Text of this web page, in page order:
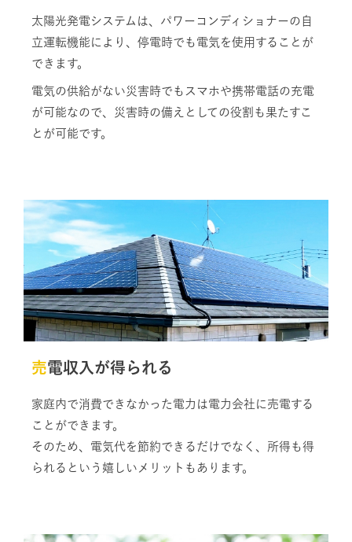
太陽光発電システムは、パワーコンディショナーの自
立運転機能により、停電時でも電気を使用することが
できます。
電気の供給がない災害時でもスマホや携帯電話の充電
が可能なので、災害時の備えとしての役割も果たすこ
とが可能です。
売電収入が得られる
家庭内で消費できなかった電力は電力会社に売電する
ことができます。
そのため、電気代を節約できるだけでなく、所得も得
られるという嬉しいメリットもあります。